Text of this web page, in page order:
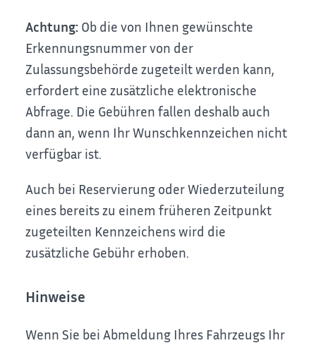
Achtung: Ob die von Ihnen gewünschte
Erkennungsnummer von der
Zulassungsbehörde zugeteilt werden kann,
erfordert eine zusätzliche elektronische
Abfrage. Die Gebühren fallen deshalb auch
dann an, wenn Ihr Wunschkennzeichen nicht
verfügbar ist.
Auch bei Reservierung oder Wiederzuteilung
eines bereits zu einem früheren Zeitpunkt
zugeteilten Kennzeichens wird die
zusätzliche Gebühr erhoben.
Hinweise
Wenn Sie bei Abmeldung Ihres Fahrzeugs Ihr